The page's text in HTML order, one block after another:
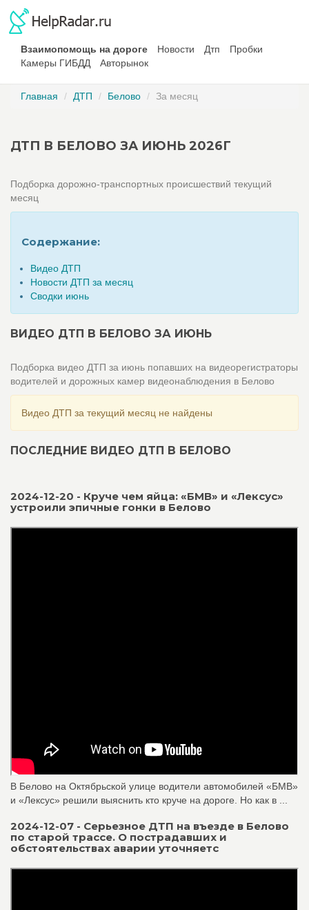
Взаимопомощь на дороге Новости Дтп
Пробки
Камеры ГИБДД
Авторынок
Главная ДТП Белово За месяц
ДТП В БЕЛОВО ЗА ИЮНЬ 2026Г
Подборка дорожно-транспортных происшествий текущий
месяц
Содержание:
Видео ДТП
Новости ДТП за месяц
Сводки июнь
ВИДЕО ДТП В БЕЛОВО ЗА ИЮНЬ
Подборка видео ДТП за июнь попавших на видеорегистраторы
водителей и дорожных камер видеонаблюдения в Белово
Видео ДТП за текущий месяц не найдены
ПОСЛЕДНИЕ ВИДЕО ДТП В БЕЛОВО
2024-12-20 - Круче чем яйца: «БМВ» и «Лексус»
устроили эпичные гонки в Белово
В Белово на Октябрьской улице водители автомобилей «БМВ»
и «Лексус» решили выяснить кто круче на дороге. Но как в ...
2024-12-07 - Серьезное ДТП на въезде в Белово
по старой трассе. О пострадавших и
обстоятельствах аварии уточняетс